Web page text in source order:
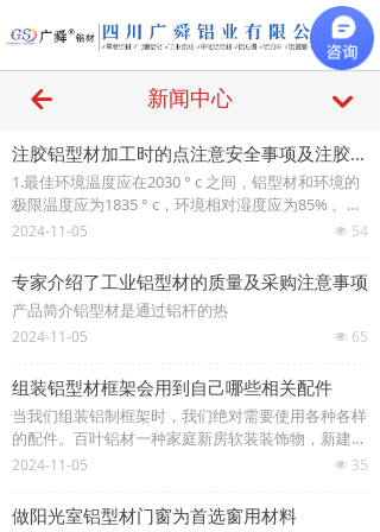
끀
注胶铝型材加工时的点注意安全事项及注胶设备可以使用
1.最佳环境温度应在2030 ° c 之间，铝型材和环境的
极限温度应为1835 ° c，环境相对湿度应为85% 。幕
墙铝材采用优质高强度铝合金板材
넶 54
2024-11-05
专家介绍了工业铝型材的质量及采购注意事项
产品简介铝型材是通过铝杆的热
넶 65
2024-11-05
组装铝型材框架会用到自己哪些相关配件
当我们组装铝制框架时，我们绝对需要使用各种各样
的配件。百叶铝材一种家庭新房软装装饰物，新建的
楼房，装修基本上都会使用。因为百叶
넶 35
2024-11-05
做阳光室铝型材门窗为首选窗用材料
녔 新闻中心 낔